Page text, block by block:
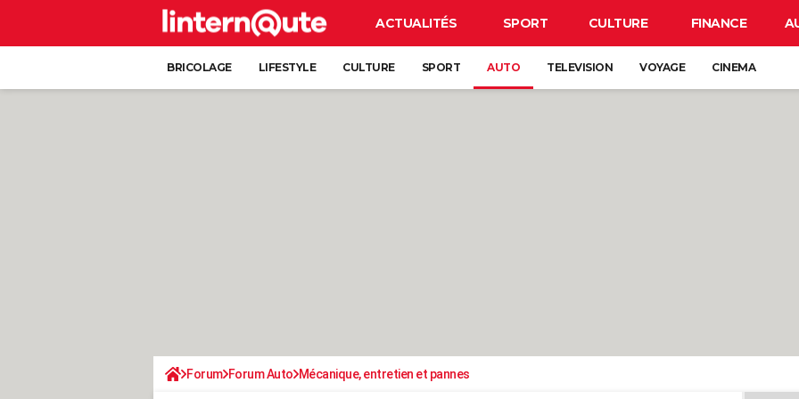
ACTUALITÉS SPORT CULTURE FINANCE
BRICOLAGE LIFESTYLE CULTURE SPORT AUTO TELEVISION VOYAGE CINEMA
Forum Forum Auto Mécanique, entretien et pannes